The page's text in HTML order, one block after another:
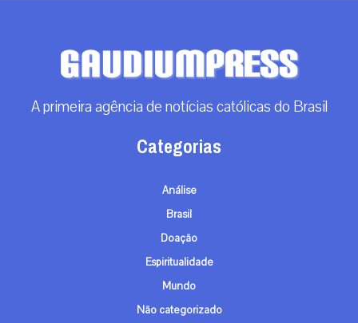
A primeira agência de notícias católicas do Brasil
Categorias
Análise
Brasil
Doação
Espiritualidade
Mundo
Não categorizado